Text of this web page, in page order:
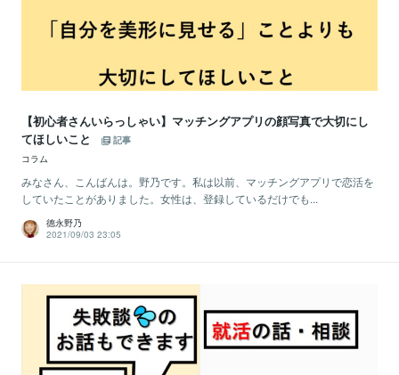
【初心者さんいらっしゃい】マッチングアプリの顔写真で大切にし
てほしいこと
記事
コラム
みなさん、こんばんは。野乃です。私は以前、マッチングアプリで恋活を
していたことがありました。女性は、登録しているだけでも...
德永野乃
2021/09/03 23:05